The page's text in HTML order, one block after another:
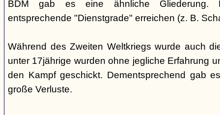
BDM gab es eine ähnliche Gliederung.
entsprechende "Dienstgrade" erreichen (z. B.
Während des Zweiten Weltkriegs wurde auch
unter 17jährige wurden ohne jegliche Erfahrung
den Kampf geschickt. Dementsprechend gab
große Verluste.